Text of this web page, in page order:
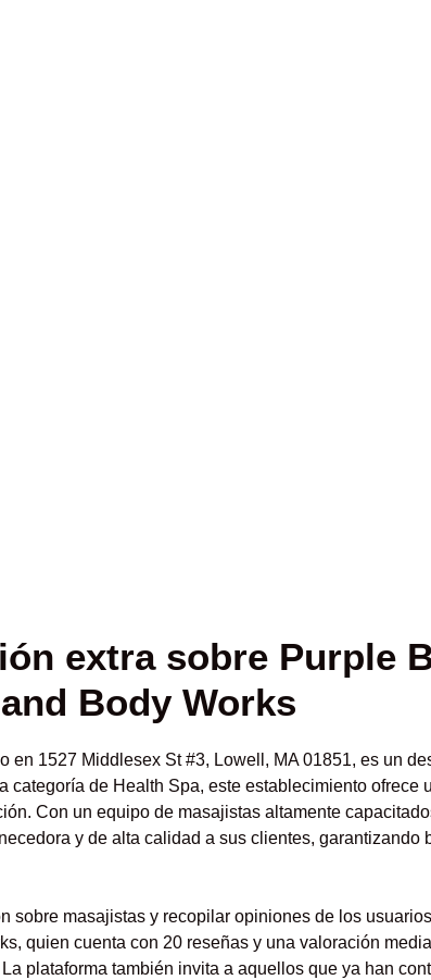
extra sobre Purple
and Body Works
en 1527 Middlesex St #3, Lowell, MA 01851, es un
categoría de Health Spa, este establecimiento ofrece
Con un equipo de masajistas altamente
y de alta calidad a sus clientes, garantizando
sobre masajistas y recopilar opiniones de los
quien cuenta con 20 reseñas y una valoración
plataforma también invita a aquellos que ya han